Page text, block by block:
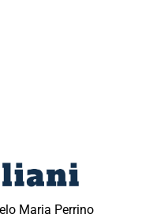
Maria Perrino